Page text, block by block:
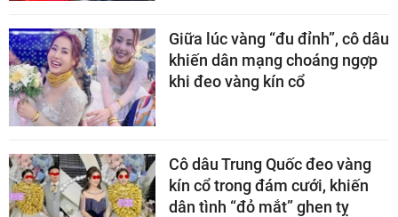
Giữa lúc vàng “đu đỉnh”, cô dâu
khiến dân mạng choáng ngợp
khi đeo vàng kín cổ
Cô dâu Trung Quốc đeo vàng
kín cổ trong đám cưới, khiến
dân tình “đỏ mắt” ghen tỵ